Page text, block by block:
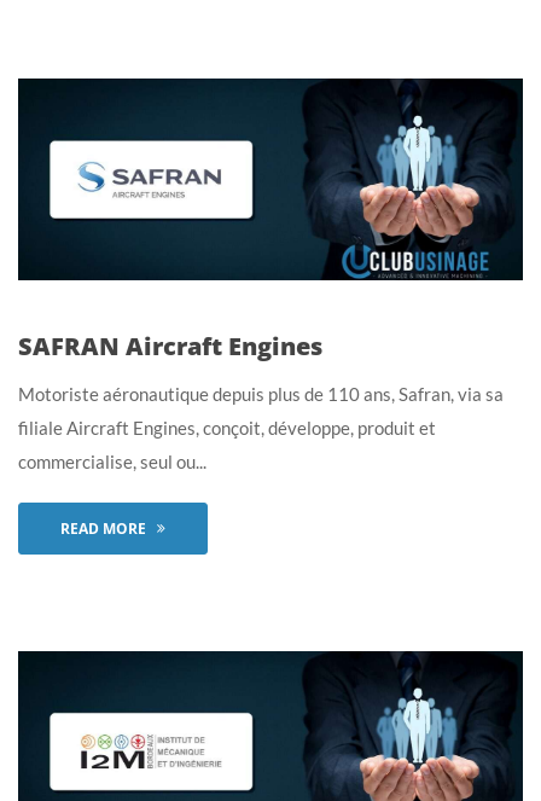
SAFRAN Aircraft Engines
Motoriste aéronautique depuis plus de 110 ans, Safran, via sa
filiale Aircraft Engines, conçoit, développe, produit et
commercialise, seul ou...
READ MORE